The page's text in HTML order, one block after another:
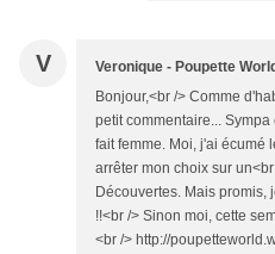
V Veronique - Poupette World
Bonjour,<br /> Comme
petit commentaire...
fait femme. Moi, j'ai écumé
arrêter mon choix sur
Découvertes. Mais
!!<br /> Sinon moi, cette
<br /> http://